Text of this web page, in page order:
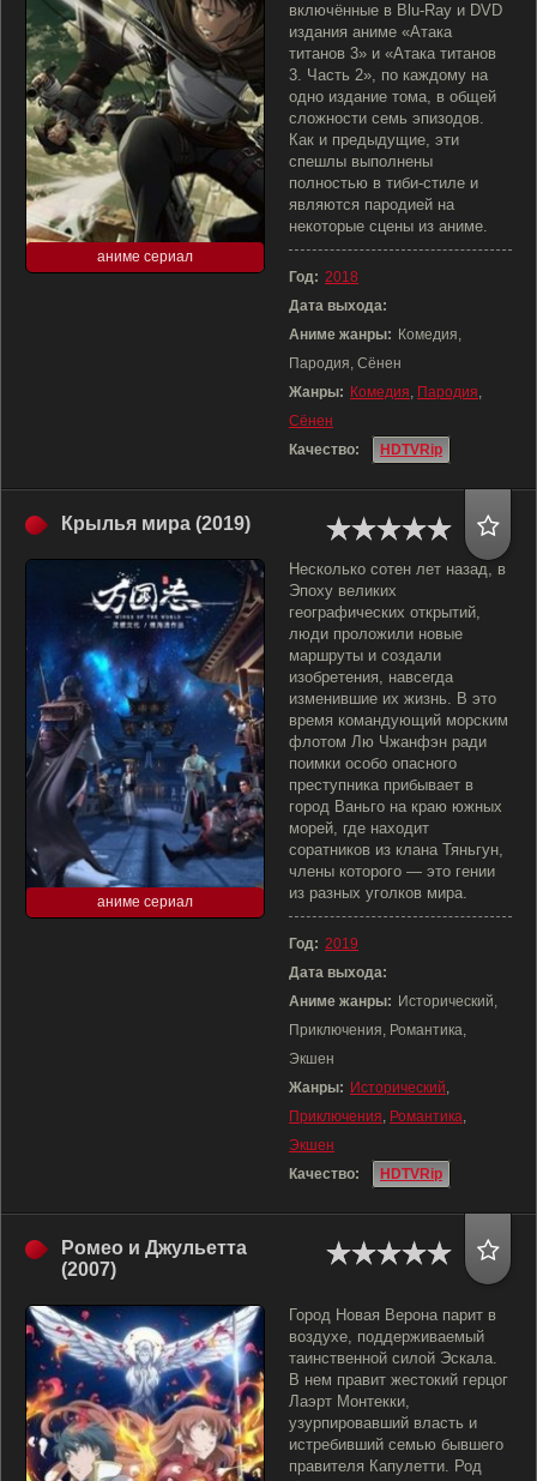
аниме сериал
включённые в Blu-Ray и DVD
издания аниме «Атака
титанов 3» и «Атака титанов
3. Часть 2», по каждому на
одно издание тома, в общей
сложности семь эпизодов.
Как и предыдущие, эти
спешлы выполнены
полностью в тиби-стиле и
являются пародией на
некоторые сцены из аниме.
Год: 2018
Дата выхода:
Аниме жанры: Комедия,
Пародия, Сёнен
Жанры: Комедия, Пародия,
Сёнен
Качество:
HDTVRip
Крылья мира (2019)
аниме сериал
Несколько сотен лет назад, в
Эпоху великих
географических открытий,
люди проложили новые
маршруты и создали
изобретения, навсегда
изменившие их жизнь. В это
время командующий морским
флотом Лю Чжанфэн ради
поимки особо опасного
преступника прибывает в
город Ваньго на краю южных
морей, где находит
соратников из клана Тяньгун,
члены которого — это гении
из разных уголков мира.
Год: 2019
Дата выхода:
Аниме жанры: Исторический,
Приключения, Романтика,
Экшен
Жанры: Исторический,
Приключения, Романтика,
Экшен
Качество:
HDTVRip
Ромео и Джульетта
(2007)
Город Новая Верона парит в
воздухе, поддерживаемый
таинственной силой Эскала.
В нем правит жестокий герцог
Лаэрт Монтекки,
узурпировавший власть и
истребивший семью бывшего
правителя Капулетти. Род